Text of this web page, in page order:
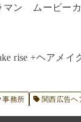
ン ムービー
rise +ヘアメイ
事務所 関西広告ヘ